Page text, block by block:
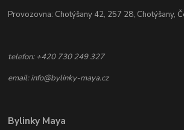
Provozovna: Chotýšany 42, 257 28, Chotýšany,
telefon: +420 730 249 327
email: info@bylinky-maya.cz
Bylinky Maya